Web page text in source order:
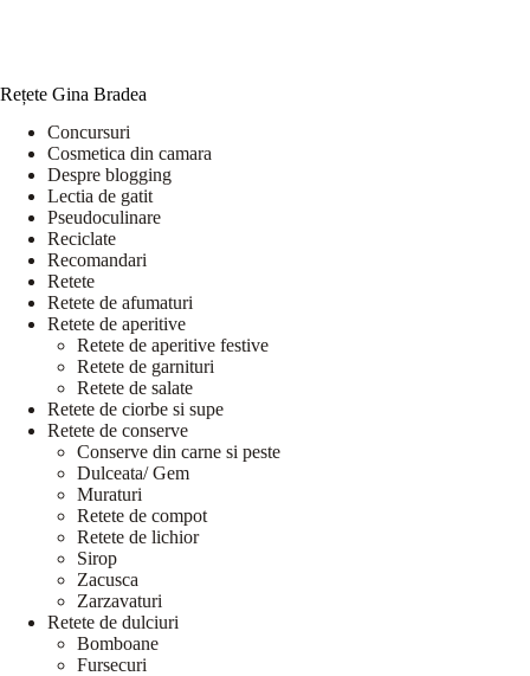
Rețete Gina Bradea
Concursuri
Cosmetica din camara
Despre blogging
Lectia de gatit
Pseudoculinare
Reciclate
Recomandari
Retete
Retete de afumaturi
Retete de aperitive
Retete de aperitive festive
Retete de garnituri
Retete de salate
Retete de ciorbe si supe
Retete de conserve
Conserve din carne si peste
Dulceata/ Gem
Muraturi
Retete de compot
Retete de lichior
Sirop
Zacusca
Zarzavaturi
Retete de dulciuri
Bomboane
Fursecuri